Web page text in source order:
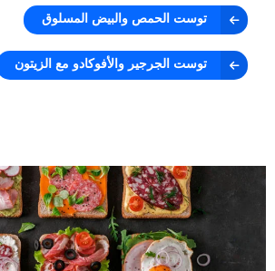
توست الحمص والبيض المسلوق
توست الجرجير والأفوكادو مع الزيتون